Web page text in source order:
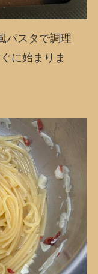
パスタで調理
に始まりま